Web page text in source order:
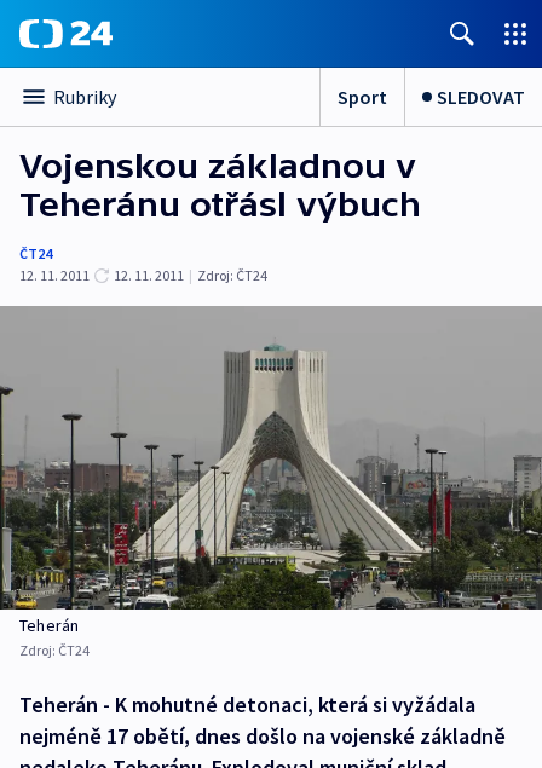
Rubriky Sport SLEDOVAT
Vojenskou základnou v
Teheránu otřásl výbuch
ČT24
12. 11. 2011
12. 11. 2011 | Zdroj: ČT24
Teherán
Zdroj: ČT24
Teherán - K mohutné detonaci, která si vyžádala
nejméně 17 obětí, dnes došlo na vojenské základně